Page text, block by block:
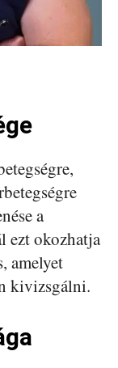
a
ezt okozhatja
amelyet
kivizsgálni.